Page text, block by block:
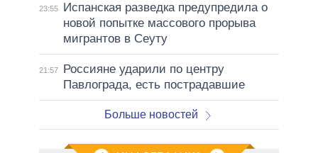
23:55
Испанская разведка предупредила о
новой попытке массового прорыва
мигрантов в Сеуту
21:57
Россияне ударили по центру
Павлограда, есть пострадавшие
Больше новостей